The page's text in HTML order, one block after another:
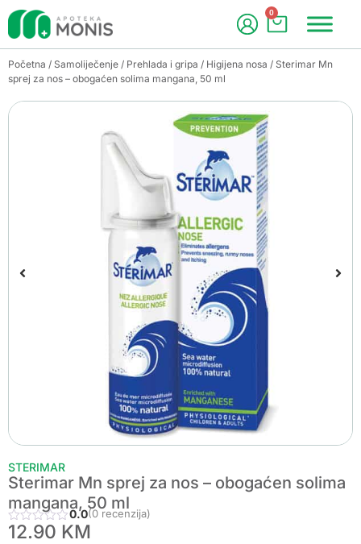
0
Početna / Samoliječenje / Prehlada i gripa / Higijena nosa / Sterimar Mn
sprej za nos – obogaćen solima mangana, 50 ml
STERIMAR
Sterimar Mn sprej za nos – obogaćen solima
mangana, 50 ml
0.0(0 recenzija)
12.90 KM